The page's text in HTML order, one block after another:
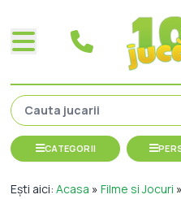
CATEGORII
Ești aici:Acasa »Filme si Jocuri